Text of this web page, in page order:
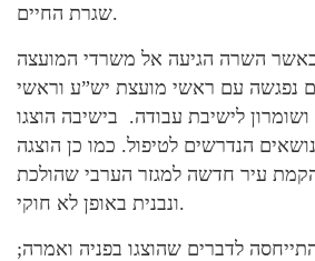
שגרת החיים.
כאשר השרה הגיעה אל משרדי המועצה
נפגשה עם ראשי מועצת יש”ע וראשי
לישיבת עבודה. בישיבה הוצגו
הנדרשים לטיפול. כמו כן הוצגה
עיר חדשה למגזר הערבי שהולכת
ונבנית באופן לא חוקי.
לדברים שהוצגו בפניה ואמרה;